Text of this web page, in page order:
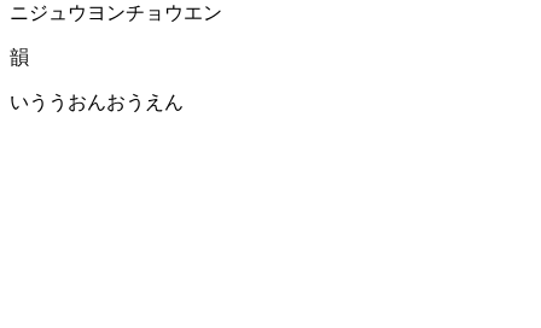
ニジュウヨンチョウエン
韻
いううおんおうえん